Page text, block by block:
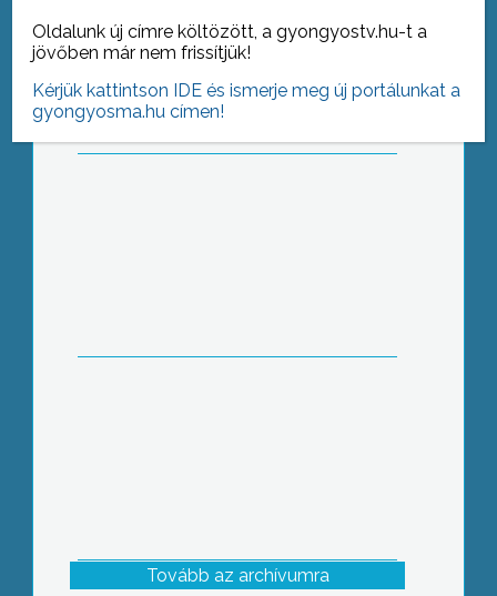
származású Hám János szatmári
püspökre emlékeztek a hétvégén
Tovább az archívumra
Oldalunk új címre költözött, a gyongyostv.hu-t a
jövőben már nem frissítjük!
Kérjük kattintson IDE és ismerje meg új portálunkat a
gyongyosma.hu címen!